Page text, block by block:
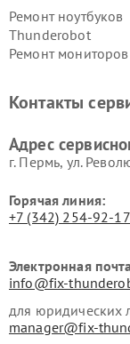
Ремонт ноутбуков
Thunderobot
Ремонт
Контакты
Адрес
г. Пермь, ул.
Горячая линия:
+7 (342) 254-92-17
Электронная
info@fix-
для юридических
manager@fix-